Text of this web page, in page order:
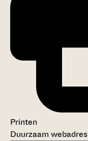
Printen
Duurzaam webadres